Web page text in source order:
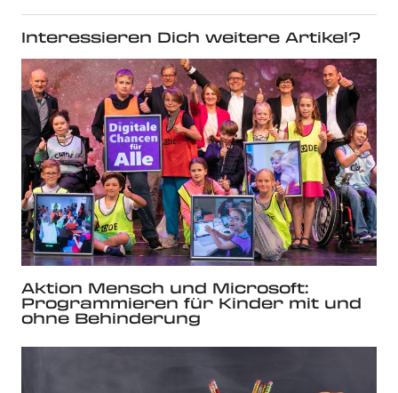
Interessieren Dich weitere Artikel?
Aktion Mensch und Microsoft:
Programmieren für Kinder mit und
ohne Behinderung